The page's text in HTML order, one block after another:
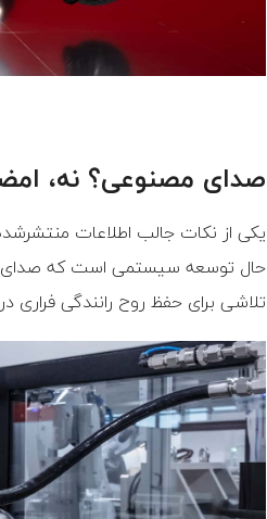
صدای مصنوعی؟ نه،
یکی از نکات جالب اطلاعات
حال توسعه سیستمی است که صدای
تلاشی برای حفظ روح رانندگی فراری